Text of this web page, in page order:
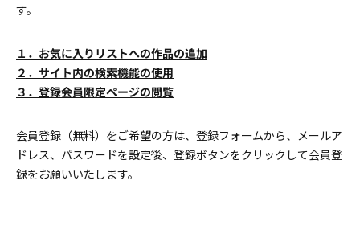
す。
１．お気に入りリストへの作品の追加
２．サイト内の検索機能の使用
３．登録会員限定ページの閲覧
会員登録（無料）をご希望の方は、登録フォームから、メールア
ドレス、パスワードを設定後、登録ボタンをクリックして会員登
録をお願いいたします。